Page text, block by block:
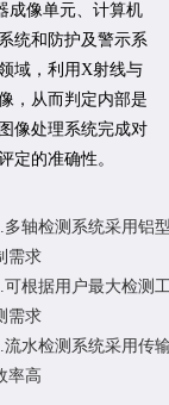
成像单元、计算机
统和防护及警示系
域，利用X射线与
，从而判定内部是
像处理系统完成对
定的准确性。
多轴检测系统采用铝
需求
可根据用户最大检测
需求
流水检测系统采用传
率高